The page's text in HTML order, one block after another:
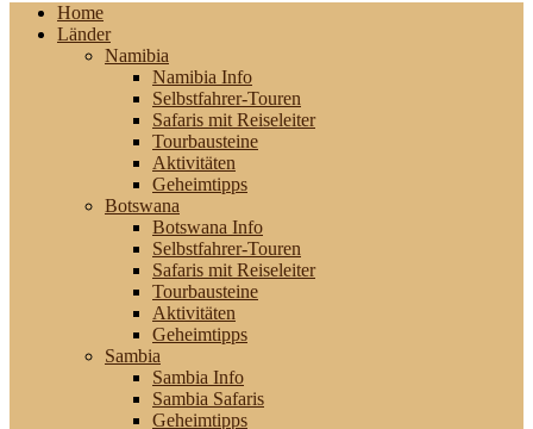
Home
Länder
Namibia
Namibia Info
Selbstfahrer-Touren
Safaris mit Reiseleiter
Tourbausteine
Aktivitäten
Geheimtipps
Botswana
Botswana Info
Selbstfahrer-Touren
Safaris mit Reiseleiter
Tourbausteine
Aktivitäten
Geheimtipps
Sambia
Sambia Info
Sambia Safaris
Geheimtipps